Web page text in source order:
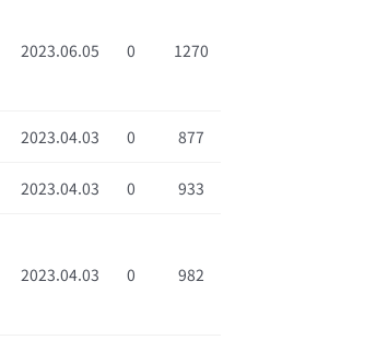
2023.06.05 0 1270
2023.04.03 0 877
2023.04.03 0 933
2023.04.03 0 982